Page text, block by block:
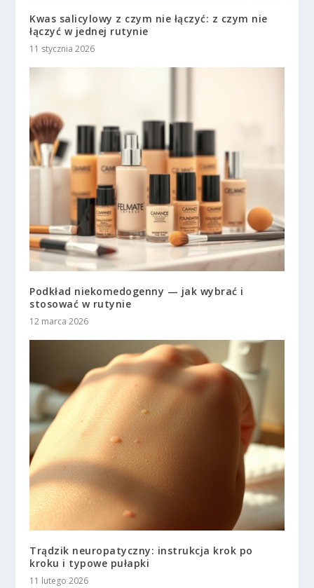
Kwas salicylowy z czym nie łączyć: z czym nie
łączyć w jednej rutynie
11 stycznia 2026
Podkład niekomedogenny — jak wybrać i
stosować w rutynie
12 marca 2026
Trądzik neuropatyczny: instrukcja krok po
kroku i typowe pułapki
11 lutego 2026